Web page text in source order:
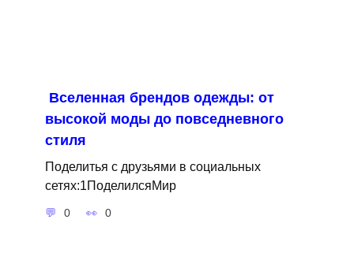
Вселенная брендов одежды: от
высокой моды до повседневного
стиля
Поделитья с друзьями в социальных
сетях:1ПоделилсяМир
0 0